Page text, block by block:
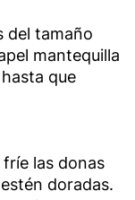
del tamaño
mantequilla
que
fríe las donas
doradas.